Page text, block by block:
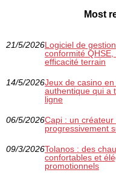
Most
21/5/2026Logiciel de
conformité
efficacité terrain
14/5/2026Jeux de casino en
authentique qui a
ligne
06/5/2026Capi : un créateur
progressivement
09/3/2026Tolanos : des
confortables et
promotionnels